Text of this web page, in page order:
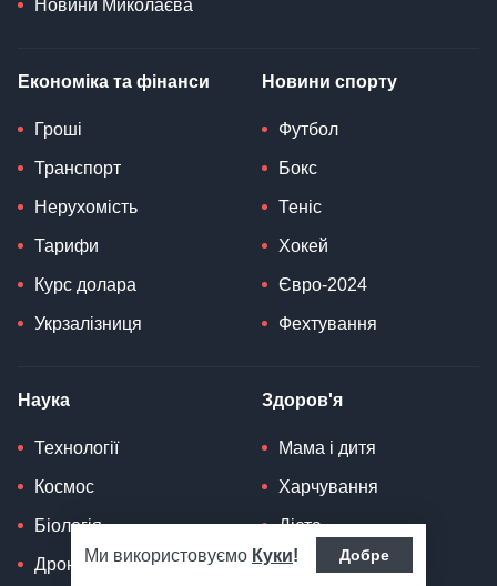
Ми використовуємо Куки! Добре
Новини Миколаєва
Економіка та фінанси
Гроші
Транспорт
Нерухомість
Тарифи
Курс долара
Укрзалізниця
Новини спорту
Футбол
Бокс
Теніс
Хокей
Євро-2024
Фехтування
Наука
Технології
Космос
Біологія
Дрон
Здоров'я
Мама і дитя
Харчування
Дієта
Психологія